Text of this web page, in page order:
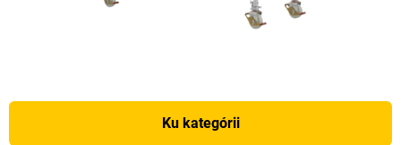
Ku kategórii